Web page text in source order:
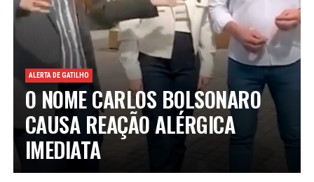
ALERTA DE GATILHO
O NOME CARLOS BOLSONARO
CAUSA REAÇÃO ALÉRGICA
IMEDIATA